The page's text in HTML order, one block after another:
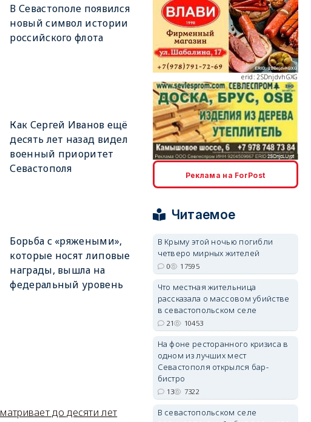
В Севастополе появился
новый символ истории
российского флота
Как Сергей Иванов ещё
десять лет назад видел
военный приоритет
Севастополя
Борьба с «ряжеными»,
которые носят липовые
награды, вышла на
федеральный уровень
до десяти лет
erid: 2SDnjdvhGXG
erid: 2SDnjcLUypt
erid: 2SDnjcrDNw6
Реклама на ForPost
Читаемое
В Крыму этой ночью погибли
четверо мирных жителей
0 17595
Что местная жительница
рассказала о массовом убийстве
в севастопольском селе
21 10453
На фоне ресторанного кризиса в
одном из лучших мест
Севастополя открылся бар-
бистро
13 7322
В севастопольском селе